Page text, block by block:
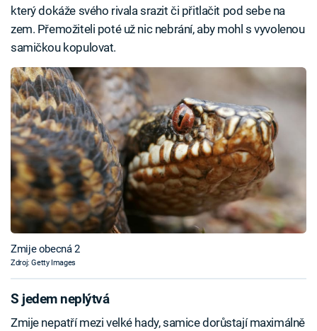
který dokáže svého rivala srazit či přitlačit pod sebe na
zem. Přemožiteli poté už nic nebrání, aby mohl s vyvolenou
samičkou kopulovat.
Zmije obecná 2
Zdroj: Getty Images
S jedem neplýtvá
Zmije nepatří mezi velké hady, samice dorůstají maximálně